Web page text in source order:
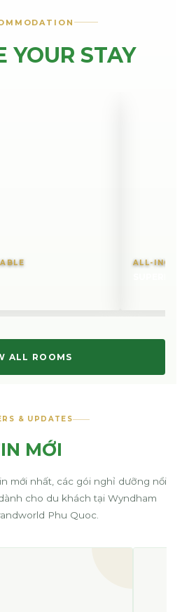
YOUR STAY
ALL-
ALL ROOMS
& UPDATES
MỚI
mới nhất, các gói nghỉ dưỡng nổi
cho du khách tại Wyndham
Phu Quoc.